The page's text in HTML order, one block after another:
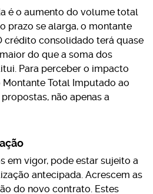
é o aumento do volume total
prazo se alarga, o montante
crédito consolidado terá quase
do que a soma dos
Para perceber o impacto
Total Imputado ao
não apenas a
em vigor, pode estar sujeito a
antecipada. Acrescem as
do novo contrato. Estes